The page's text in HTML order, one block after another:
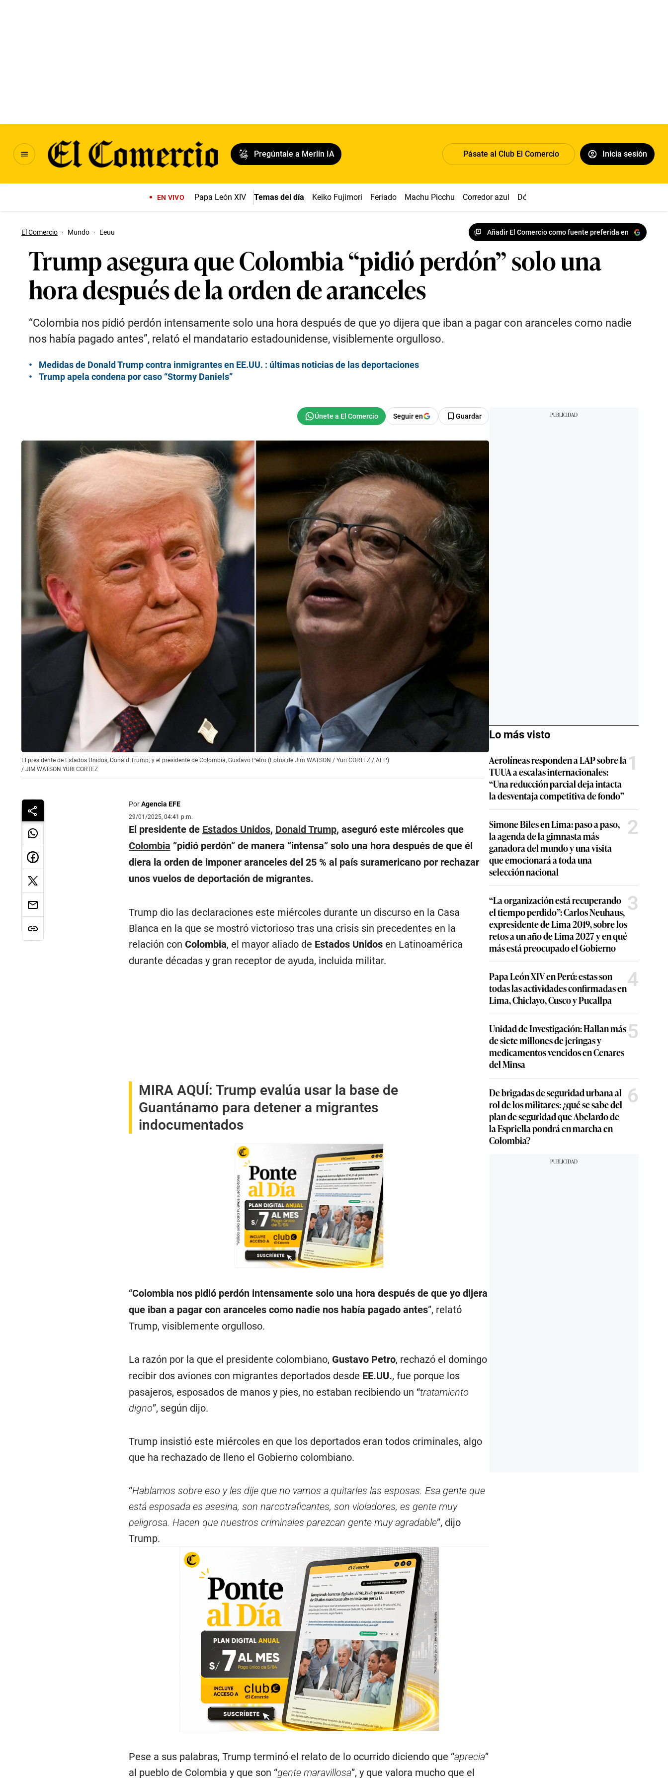
Pregúntale a Merlín IA Pásate al Club El Comercio Inicia sesión
EN VIVO Papa León XIV Temas del día Keiko Fujimori Feriado Machu Picchu Corredor azul Dólar
El Comercio · Mundo · Eeuu Añadir El Comercio como fuente preferida en
Trump asegura que Colombia “pidió perdón” solo una
hora después de la orden de aranceles
“Colombia nos pidió perdón intensamente solo una hora después de que yo dijera que iban a pagar con aranceles como nadie
nos había pagado antes”, relató el mandatario estadounidense, visiblemente orgulloso.
Medidas de Donald Trump contra inmigrantes en EE.UU. : últimas noticias de las deportaciones
Trump apela condena por caso “Stormy Daniels”
Seguir en Guardar
El presidente de Estados Unidos, Donald Trump; y el presidente de Colombia, Gustavo Petro (Fotos de Jim WATSON / Yuri CORTEZ / AFP)
/ JIM WATSON YURI CORTEZ
PorAgencia EFE
29/01/2025, 04:41 p.m.
El presidente de Estados Unidos, Donald Trump, aseguró este miércoles que
Colombia “pidió perdón” de manera “intensa” solo una hora después de que él
diera la orden de imponer aranceles del 25 % al país suramericano por rechazar
unos vuelos de deportación de migrantes.
Trump dio las declaraciones este miércoles durante un discurso en la Casa
Blanca en la que se mostró victorioso tras una crisis sin precedentes en la
relación con Colombia, el mayor aliado de Estados Unidosen Latinoamérica
durante décadas y gran receptor de ayuda, incluida militar.
MIRA AQUÍ: Trump evalúa usar la base de
Guantánamo para detener a migrantes
indocumentados
“Colombia nos pidió perdón intensamente solo una hora después de que yo dijera
que iban a pagar con aranceles como nadie nos había pagado antes”, relató
Trump, visiblemente orgulloso.
La razón por la que el presidente colombiano, Gustavo Petro, rechazó el domingo
recibir dos aviones con migrantes deportados desde EE.UU., fue porque los
pasajeros, esposados de manos y pies, no estaban recibiendo un “tratamiento
digno”, según dijo.
Trump insistió este miércoles en que los deportados eran todos criminales, algo
que ha rechazado de lleno el Gobierno colombiano.
“Hablamos sobre eso y les dije que no vamos a quitarles las esposas. Esa gente que
está esposada es asesina, son narcotraficantes, son violadores, es gente muy
peligrosa. Hacen que nuestros criminales parezcan gente muy agradable”, dijo
Trump.
Pese a sus palabras, Trump terminó el relato de lo ocurrido diciendo que “aprecia”
al pueblo de Colombia y que son “gente maravillosa”, y que valora mucho que el
Lo más visto
Aerolíneas responden a LAP sobre la
TUUA a escalas internacionales:
“Una reducción parcial deja intacta
la desventaja competitiva de fondo”
1
Simone Biles en Lima: paso a paso,
la agenda de la gimnasta más
ganadora del mundo y una visita
que emocionará a toda una
selección nacional
2
“La organización está recuperando
el tiempo perdido”: Carlos Neuhaus,
expresidente de Lima 2019, sobre los
retos a un año de Lima 2027 y en qué
más está preocupado el Gobierno
3
Papa León XIV en Perú: estas son
todas las actividades confirmadas en
Lima, Chiclayo, Cusco y Pucallpa
4
Unidad de Investigación: Hallan más
de siete millones de jeringas y
medicamentos vencidos en Cenares
del Minsa
5
De brigadas de seguridad urbana al
rol de los militares: ¿qué se sabe del
plan de seguridad que Abelardo de
la Espriella pondrá en marcha en
Colombia?
6